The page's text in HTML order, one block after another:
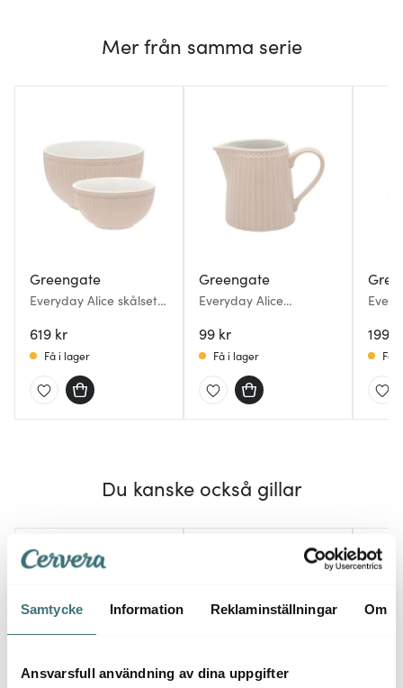
Samtycke Information Reklaminställningar Om
Ansvarsfull användning av dina uppgifter
Mer från samma serie
Greengate
Everyday Alice skålset
619 kr
Få i lager
Greengate
Everyday Alice
creamy fudge
99 kr
Få i lager
199
Få
Du kanske också gillar